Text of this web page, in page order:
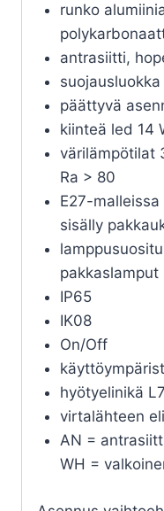
runko
antrasiitti,
suojausluokka
päättyvä
kiinteä led 14
värilämpötilat
Ra > 80
E27-malleissa
sisälly
pakkaslamput
IP65
IK08
On/Off
hyötyelinikä
virtalähteen
AN =
WH =